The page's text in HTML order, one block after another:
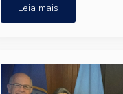
Leia mais